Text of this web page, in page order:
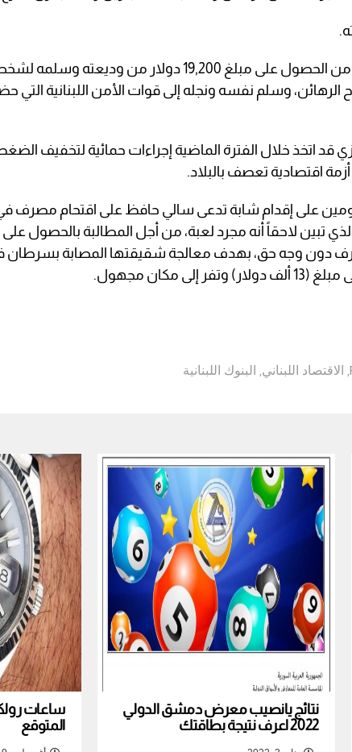
وتمكن المواطن اللبناني من الحصول على مبلغ 19,200 دولار من وديعته
الرهائن، وسلم نفسه ونجله إلى قوات الأمن اللبنانية التي
قد اتخذ خلال الفترة الماضية إجراءات حمائية لتخفيف
اقتصادية تعصف بالبلاد.
على إقدام شابة تدعى سالي حافظ على اقتحام مصرف
تبين لاحقاً أنه مجرد لعبة، من أجل المطالبة بالحصول على
دون وجه حق، بهدف معالجة شقيقتها المصابة بسرطان
مكان مجهول.
, الاقتصاد اللبناني, البنوك اللبنانية
نتائج يانصيب معرض دمشق الدولي
2022 اعرف نتيجة بطاقتك
ساعات
المتوقع